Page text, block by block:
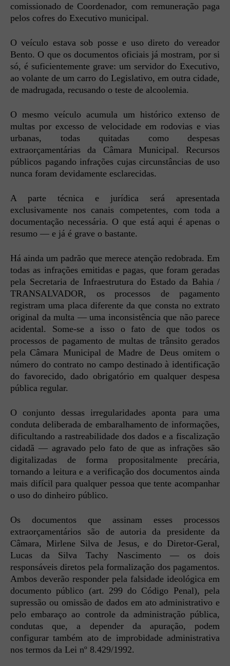
comissionado de Coordenador, com remuneração paga
pelos cofres do Executivo municipal.
O veículo estava sob posse e uso direto do vereador
Bento. O que os documentos oficiais já mostram, por si
só, é suficientemente grave: um servidor do Executivo,
ao volante de um carro do Legislativo, em outra cidade,
de madrugada, recusando o teste de alcoolemia.
O mesmo veículo acumula um histórico extenso de
multas por excesso de velocidade em rodovias e vias
urbanas, todas quitadas como despesas
extraorçamentárias da Câmara Municipal. Recursos
públicos pagando infrações cujas circunstâncias de uso
nunca foram devidamente esclarecidas.
A parte técnica e jurídica será apresentada
exclusivamente nos canais competentes, com toda a
documentação necessária. O que está aqui é apenas o
resumo — e já é grave o bastante.
Há ainda um padrão que merece atenção redobrada. Em
todas as infrações emitidas e pagas, que foram geradas
pela Secretaria de Infraestrutura do Estado da Bahia /
TRANSALVADOR, os processos de pagamento
registram uma placa diferente da que consta no extrato
original da multa — uma inconsistência que não parece
acidental. Some-se a isso o fato de que todos os
processos de pagamento de multas de trânsito gerados
pela Câmara Municipal de Madre de Deus omitem o
número do contrato no campo destinado à identificação
do favorecido, dado obrigatório em qualquer despesa
pública regular.
O conjunto dessas irregularidades aponta para uma
conduta deliberada de embaralhamento de informações,
dificultando a rastreabilidade dos dados e a fiscalização
cidadã — agravado pelo fato de que as infrações são
digitalizadas de forma propositalmente precária,
tornando a leitura e a verificação dos documentos ainda
mais difícil para qualquer pessoa que tente acompanhar
o uso do dinheiro público.
Os documentos que assinam esses processos
extraorçamentários são de autoria da presidente da
Câmara, Mirlene Silva de Jesus, e do Diretor-Geral,
Lucas da Silva Tachy Nascimento — os dois
responsáveis diretos pela formalização dos pagamentos.
Ambos deverão responder pela falsidade ideológica em
documento público (art. 299 do Código Penal), pela
supressão ou omissão de dados em ato administrativo e
pelo embaraço ao controle da administração pública,
condutas que, a depender da apuração, podem
configurar também ato de improbidade administrativa
nos termos da Lei nº 8.429/1992.